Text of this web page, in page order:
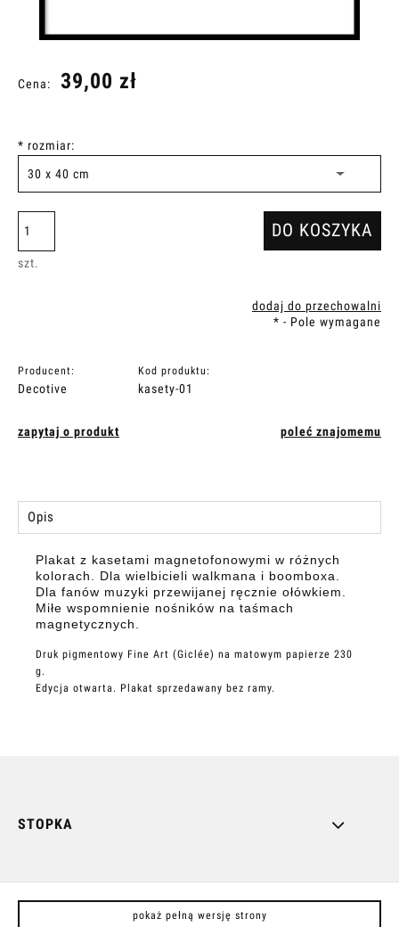
Cena: 39,00 zł
* rozmiar:
szt.
DO KOSZYKA
dodaj do przechowalni
* - Pole wymagane
Producent:
Decotive
Kod produktu:
kasety-01
zapytaj o produkt poleć znajomemu
Opis
Plakat z kasetami magnetofonowymi w różnych
kolorach. Dla wielbicieli walkmana i boomboxa.
Dla fanów muzyki przewijanej ręcznie ołówkiem.
Miłe wspomnienie nośników na taśmach
magnetycznych.
Druk pigmentowy Fine Art (Giclée) na matowym papierze 230
g.
Edycja otwarta. Plakat sprzedawany bez ramy.
STOPKA
pokaż pełną wersję strony